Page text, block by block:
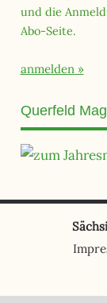
und die
Abo-Seite.
anmelden
Querfeld